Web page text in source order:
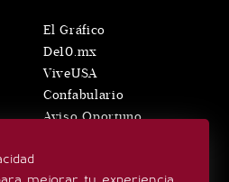
El Gráfico
De10.mx
ViveUSA
Confabulario
Aviso Oportuno